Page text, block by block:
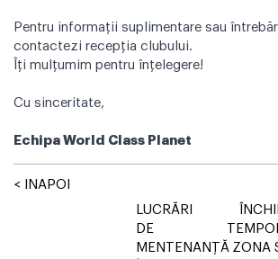
Pentru informații suplimentare sau
contactezi recepția clubului.
Îți mulțumim pentru înțelegere!
Cu sinceritate,
Echipa World Class Planet
< INAPOI
LUCRĂRI
DE
MENTENANȚĂ ZONA